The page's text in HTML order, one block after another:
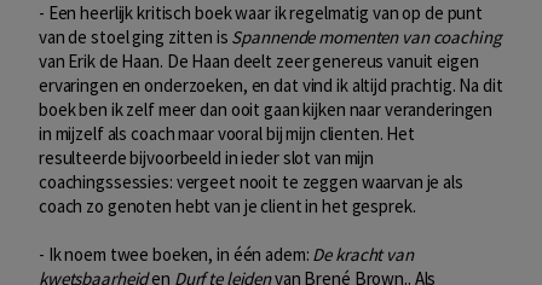
- Een heerlijk kritisch boek waar ik regelmatig van op de punt
van de stoel ging zitten is Spannende momenten van coaching
van Erik de Haan. De Haan deelt zeer genereus vanuit eigen
ervaringen en onderzoeken, en dat vind ik altijd prachtig. Na dit
boek ben ik zelf meer dan ooit gaan kijken naar veranderingen
in mijzelf als coach maar vooral bij mijn clienten. Het
resulteerde bijvoorbeeld in ieder slot van mijn
coachingssessies: vergeet nooit te zeggen waarvan je als
coach zo genoten hebt van je client in het gesprek.
- Ik noem twee boeken, in één adem: De kracht van
kwetsbaarheiden Durf te leidenvan Brené Brown.. Als